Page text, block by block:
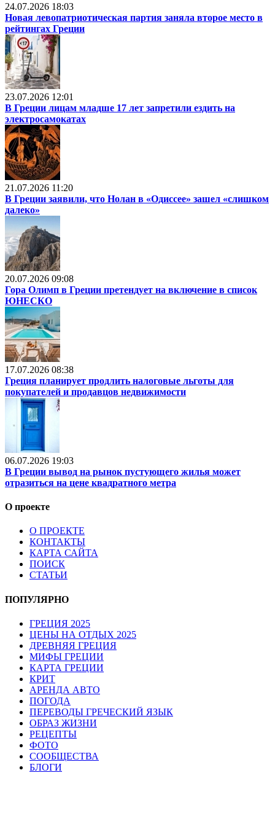
24.07.2026 18:03
Новая левопатриотическая партия заняла второе место в
рейтингах Греции
23.07.2026 12:01
В Греции лицам младше 17 лет запретили ездить на
электросамокатах
21.07.2026 11:20
В Греции заявили, что Нолан в «Одиссее» зашел «слишком
далеко»
20.07.2026 09:08
Гора Олимп в Греции претендует на включение в список
ЮНЕСКО
17.07.2026 08:38
Греция планирует продлить налоговые льготы для
покупателей и продавцов недвижимости
06.07.2026 19:03
В Греции вывод на рынок пустующего жилья может
отразиться на цене квадратного метра
О проекте
О ПРОЕКТЕ
КОНТАКТЫ
КАРТА САЙТА
ПОИСК
СТАТЬИ
ПОПУЛЯРНО
ГРЕЦИЯ 2025
ЦЕНЫ НА ОТДЫХ 2025
ДРЕВНЯЯ ГРЕЦИЯ
МИФЫ ГРЕЦИИ
КАРТА ГРЕЦИИ
КРИТ
АРЕНДА АВТО
ПОГОДА
ПЕРЕВОДЫ ГРЕЧЕСКИЙ ЯЗЫК
ОБРАЗ ЖИЗНИ
РЕЦЕПТЫ
ФОТО
СООБЩЕСТВА
БЛОГИ